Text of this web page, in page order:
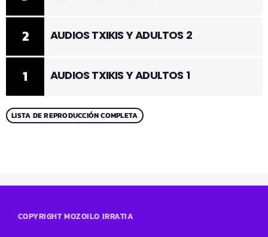
1 AUDIOS TXIKIS Y ADULTOS 1
2 AUDIOS TXIKIS Y ADULTOS 2
LISTA DE REPRODUCCIÓN COMPLETA
COPYRIGHT MOZOILO IRRATIA